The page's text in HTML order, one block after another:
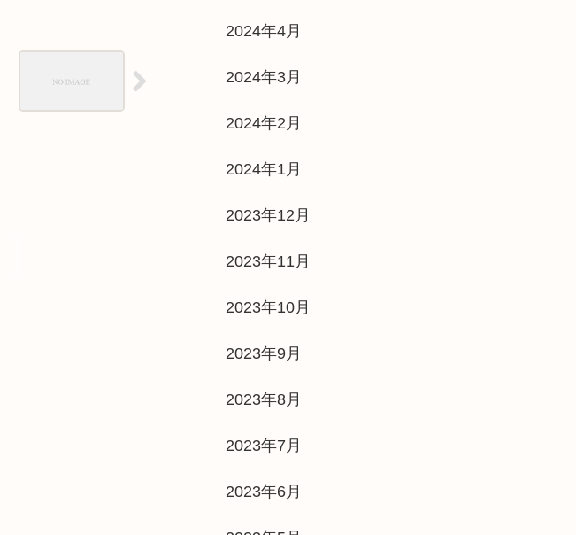
2024年4月
2024年3月
2024年2月
2024年1月
2023年12月
2023年11月
2023年10月
2023年9月
2023年8月
2023年7月
2023年6月